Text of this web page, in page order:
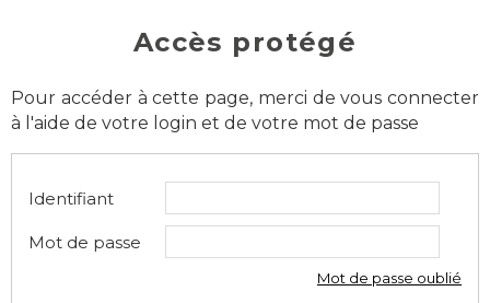
Accès protégé
Pour accéder à cette page, merci de vous connecter
à l'aide de votre login et de votre mot de passe
Identifiant
Mot de passe
Mot de passe oublié